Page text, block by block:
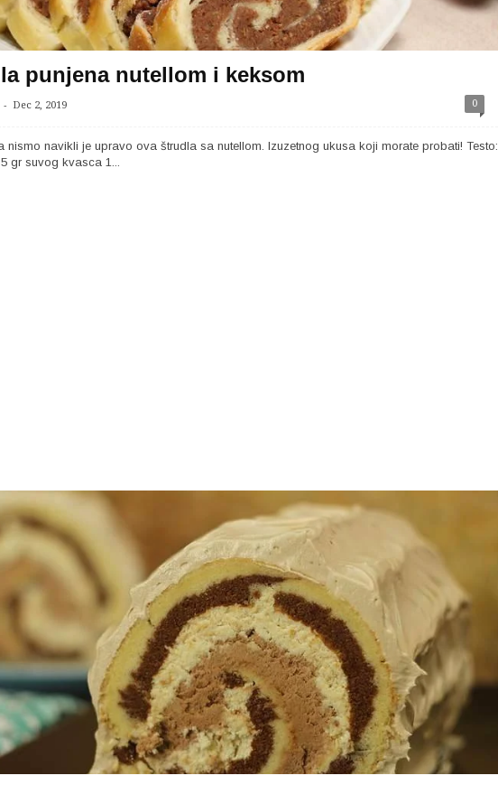
punjena nutellom i keksom
- Dec 2, 2019 0
nismo navikli je upravo ova štrudla sa nutellom. Izuzetnog ukusa koji morate probati! Testo:
gr suvog kvasca 1...